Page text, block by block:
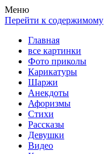
Весела хата —
клипы!
Покажем всем ваши фото
рассказы, видео и песни!
Меню
Перейти к содержимому
Главная
все картинки
Фото приколы
Карикатуры
Шаржи
Анекдоты
Афоризмы
Стихи
Рассказы
Девушки
Видео